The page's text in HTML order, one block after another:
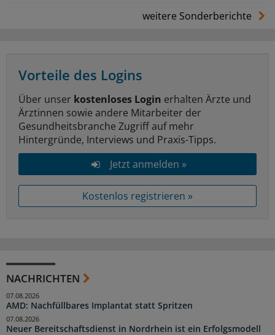
weitere Sonderberichte
Vorteile des Logins
Über unser kostenloses Login erhalten Ärzte und
Ärztinnen sowie andere Mitarbeiter der
Gesundheitsbranche Zugriff auf mehr
Hintergründe, Interviews und Praxis-Tipps.
Jetzt anmelden »
Kostenlos registrieren »
NACHRICHTEN
AMD: Nachfüllbares Implantat statt Spritzen
07.08.2026
Neuer Bereitschaftsdienst in Nordrhein ist ein Erfolgsmodell
07.08.2026